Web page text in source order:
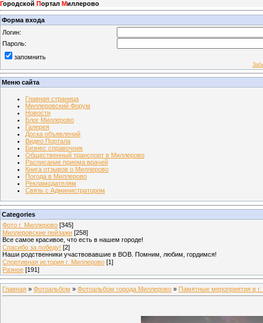
Городской Портал Миллерово
Форма входа
Логин:
Пароль:
запомнить
Меню сайта
Главная страница
Миллеровский Форум
Новости
Блог Миллерово
Галерея
Доска объявлений
Видео Портала
Бизнес справочник
Общественный транспорт в Миллерово
Расписание приема врачей
Книга отзывов о Миллерово
Погода в Миллерово
Рекламодателям
Связь с Администратором
Categories
Фото г. Миллерово [345]
Миллеровские пейзажи [258]
Все самое красивое, что есть в нашем городе!
Спасибо за победу! [2]
Наши родственники участвовавшие в ВОВ. Помним, любим, гордимся!
Спортивная история г. Миллерово [1]
Разное [191]
Главная » Фотоальбом » Фотоальбом города Миллерово » Памятные мероприятия в